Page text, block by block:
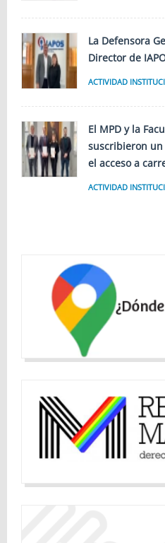
La Defensora
Director de
ACTIVIDAD
El MPD y la
suscribieron
el acceso a
ACTIVIDAD